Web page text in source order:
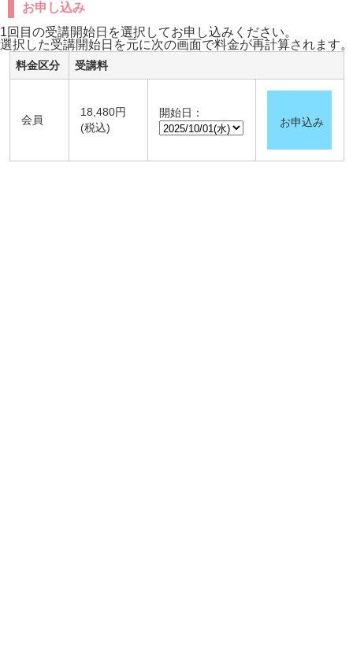
お申し込み
1回目の受講開始日を選択してお申し込みください。
選択した受講開始日を元に次の画面で料金が再計算されます。
料金区分 受講料
会員
18,480円
(税込)
開始日：
お申込み